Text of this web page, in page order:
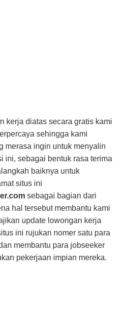
kerja diatas secara gratis kami
sehingga kami
merasa ingin untuk menyalin
ini, sebagai bentuk rasa terima
baiknya untuk
situs ini
sebagai bagian dari
hal tersebut membantu kami
update lowongan kerja
ini rujukan nomer satu para
membantu para jobseeker
pekerjaan impian mereka.